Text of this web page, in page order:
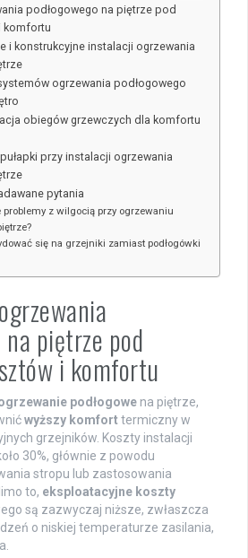
podłogowego na piętrze pod
komfortu
i konstrukcyjne instalacji ogrzewania
ogrzewania podłogowego
obiegów grzewczych dla komfortu
przy instalacji ogrzewania
pytania
z wilgocią przy ogrzewaniu
się na grzejniki zamiast podłogówki
na piętrze pod
i komfortu
podłogowe na piętrze,
wyższy komforttermiczny w
grzejników. Koszty instalacji
30%, głównie z powodu
stropu lub zastosowania
to, eksploatacyjne koszty
są zazwyczaj niższe, zwłaszcza
o niskiej temperaturze zasilania,